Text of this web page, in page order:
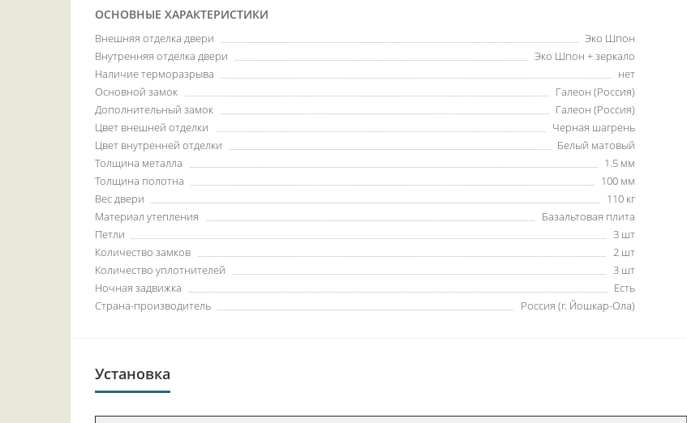
ОСНОВНЫЕ ХАРАКТЕРИСТИКИ
Внешняя отделка двери
Эко Шпон
Внутренняя отделка двери
Эко Шпон + зеркало
Наличие терморазрыва
нет
Основной замок
Галеон (Россия)
Дополнительный замок
Галеон (Россия)
Цвет внешней отделки
Черная шагрень
Цвет внутренней отделки
Белый матовый
Толщина металла
1.5 мм
Толщина полотна
100 мм
Вес двери
110 кг
Материал утепления
Базальтовая плита
Петли
3 шт
Количество замков
2 шт
Количество уплотнителей
3 шт
Ночная задвижка
Есть
Страна-производитель
Россия (г. Йошкар-Ола)
Установка